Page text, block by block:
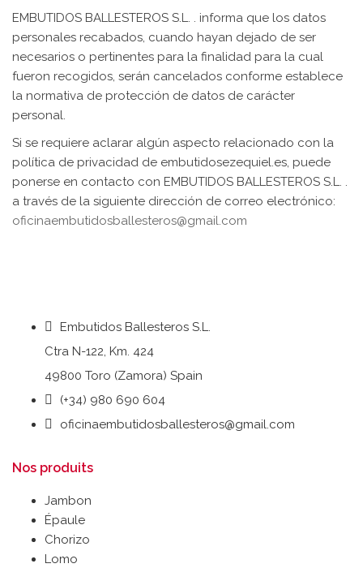
EMBUTIDOS BALLESTEROS S.L. . informa que los datos
personales recabados, cuando hayan dejado de ser
necesarios o pertinentes para la finalidad para la cual
fueron recogidos, serán cancelados conforme establece
la normativa de protección de datos de carácter
personal.
Si se requiere aclarar algún aspecto relacionado con la
política de privacidad de embutidosezequiel.es, puede
ponerse en contacto con EMBUTIDOS BALLESTEROS S.L. .
a través de la siguiente dirección de correo electrónico:
oficinaembutidosballesteros@gmail.com
Embutidos Ballesteros S.L.
Ctra N-122, Km. 424
49800 Toro (Zamora) Spain
(+34) 980 690 604
oficinaembutidosballesteros@gmail.com
Nos produits
Jambon
Épaule
Chorizo
Lomo